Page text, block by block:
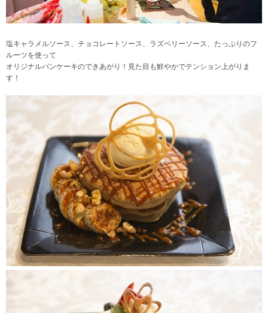
塩キャラメルソース、チョコレートソース、ラズベリーソース、たっぷりのフ
ルーツを使って
オリジナルパンケーキのできあがり！見た目も鮮やかでテンション上がりま
す！